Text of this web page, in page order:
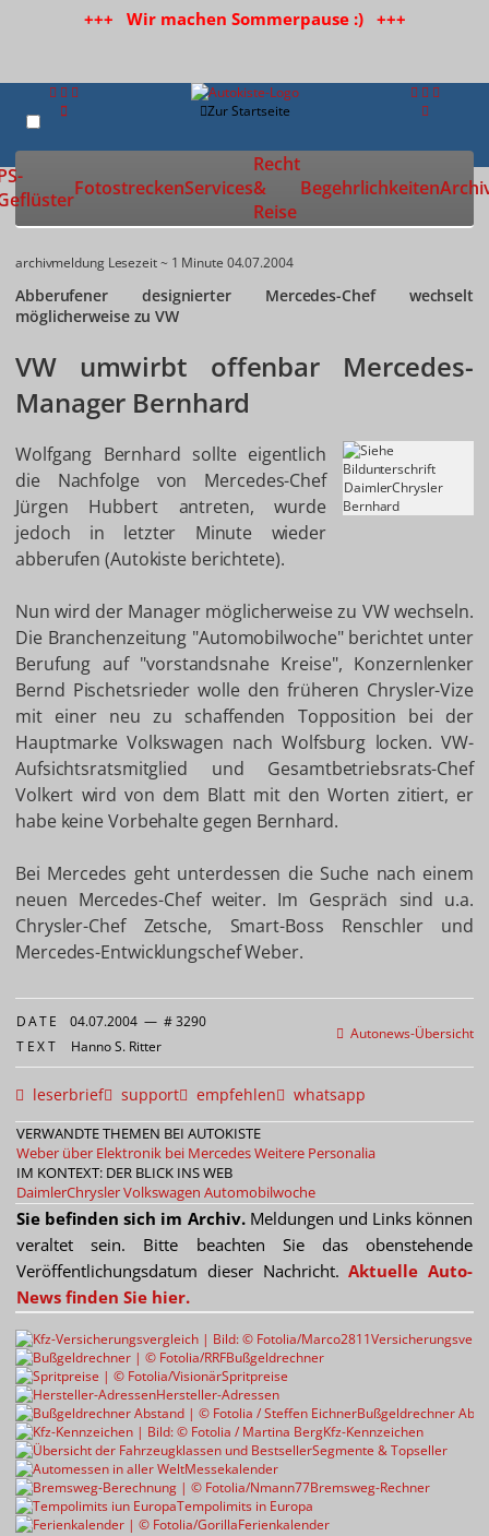
+++ Wir machen Sommerpause :) +++
Zur Startseite
FotostreckenServices
Recht
&
Reise
Begehrlichkeiten
archivmeldung Lesezeit ~ 1 Minute 04.07.2004
Abberufener designierter Mercedes-Chef wechselt
möglicherweise zu VW
VW umwirbt offenbar Mercedes-
Manager Bernhard
DaimlerChrysler
Bernhard
Wolfgang Bernhard sollte eigentlich
die Nachfolge von Mercedes-Chef
Jürgen Hubbert antreten, wurde
jedoch in letzter Minute wieder
abberufen (Autokiste berichtete).
Nun wird der Manager möglicherweise zu VW wechseln.
Die Branchenzeitung "Automobilwoche" berichtet unter
Berufung auf "vorstandsnahe Kreise", Konzernlenker
Bernd Pischetsrieder wolle den früheren Chrysler-Vize
mit einer neu zu schaffenden Topposition bei der
Hauptmarke Volkswagen nach Wolfsburg locken. VW-
Aufsichtsratsmitglied und Gesamtbetriebsrats-Chef
Volkert wird von dem Blatt mit den Worten zitiert, er
habe keine Vorbehalte gegen Bernhard.
Bei Mercedes geht unterdessen die Suche nach einem
neuen Mercedes-Chef weiter. Im Gespräch sind u.a.
Chrysler-Chef Zetsche, Smart-Boss Renschler und
Mercedes-Entwicklungschef Weber.
Autonews-Übersicht
DATE 04.07.2004 — # 3290
TEXT Hanno S. Ritter
leserbrief support empfehlen whatsapp
VERWANDTE THEMEN BEI AUTOKISTE
Weber über Elektronik bei MercedesWeitere Personalia
IM KONTEXT: DER BLICK INS WEB
DaimlerChryslerVolkswagen Automobilwoche
Sie befinden sich im Archiv.Meldungen und Links können
veraltet sein. Bitte beachten Sie das obenstehende
Veröffentlichungsdatum dieser Nachricht.Aktuelle Auto-
News finden Sie hier.
Bußgeldrechner
Spritpreise
Hersteller-Adressen
Bußgeldrechner
Kfz-Kennzeichen
Segmente & Topseller
Messekalender
Bremsweg-Rechner
Tempolimits in Europa
Ferienkalender